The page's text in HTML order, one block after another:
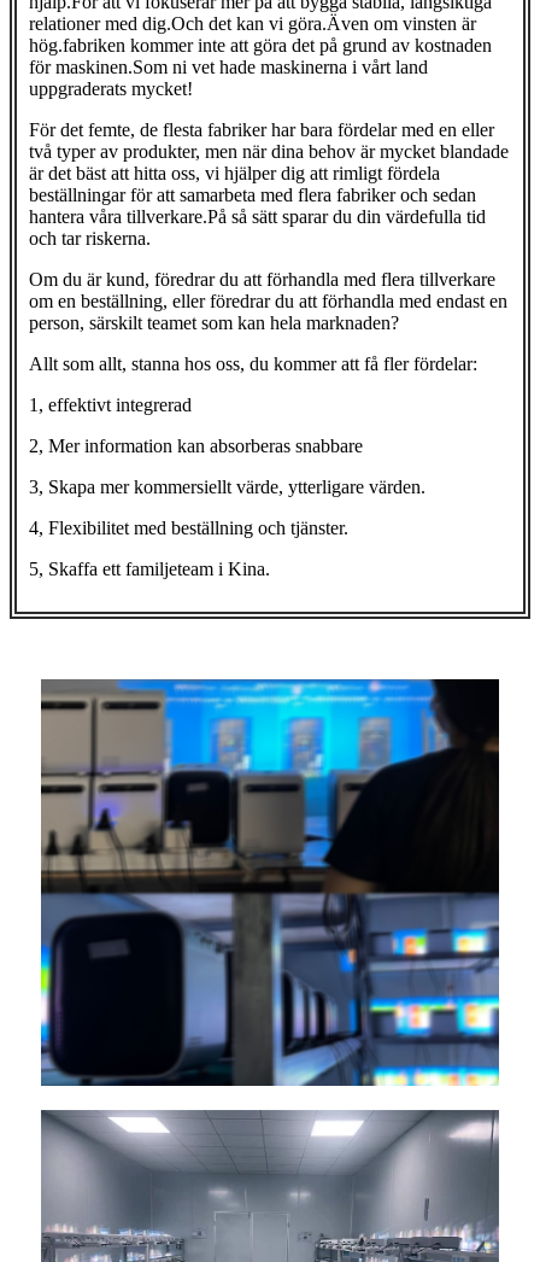
relationer med dig.Och det kan vi göra.Även om vinsten är
hög.fabriken kommer inte att göra det på grund av kostnaden
för maskinen.Som ni vet hade maskinerna i vårt land
uppgraderats mycket!
För det femte, de flesta fabriker har bara fördelar med en eller
två typer av produkter, men när dina behov är mycket blandade
är det bäst att hitta oss, vi hjälper dig att rimligt fördela
beställningar för att samarbeta med flera fabriker och sedan
hantera våra tillverkare.På så sätt sparar du din värdefulla tid
och tar riskerna.
Om du är kund, föredrar du att förhandla med flera tillverkare
om en beställning, eller föredrar du att förhandla med endast en
person, särskilt teamet som kan hela marknaden?
Allt som allt, stanna hos oss, du kommer att få fler fördelar:
1, effektivt integrerad
2, Mer information kan absorberas snabbare
3, Skapa mer kommersiellt värde, ytterligare värden.
4, Flexibilitet med beställning och tjänster.
5, Skaffa ett familjeteam i Kina.